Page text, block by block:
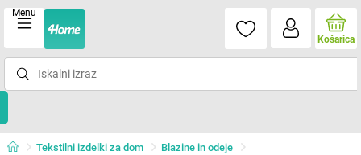
Menu
Košarica
Tekstilni izdelki za dom
Blazine in odeje